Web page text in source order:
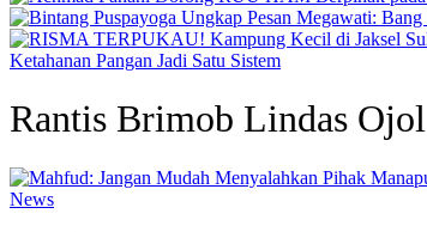
Ketahanan Pangan Jadi Satu Sistem
Rantis Brimob Lindas Ojol
News